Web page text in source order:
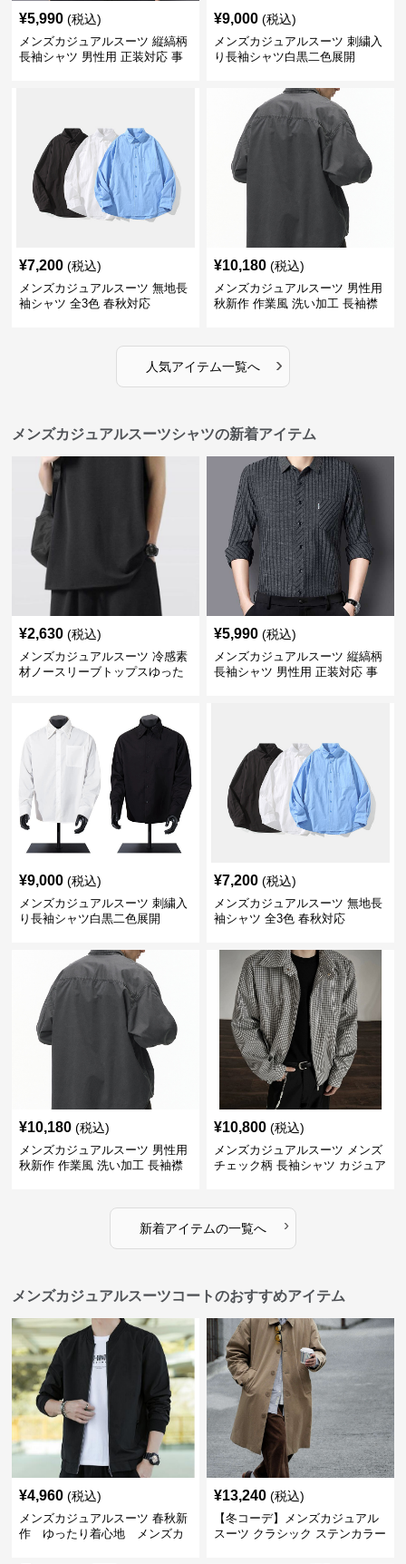
¥5,990 (税込)
メンズカジュアルスーツ 縦縞柄
長袖シャツ 男性用 正装対応 事
¥9,000 (税込)
メンズカジュアルスーツ 刺繍入
り長袖シャツ白黒二色展開
¥7,200 (税込)
メンズカジュアルスーツ 無地長
袖シャツ 全3色 春秋対応
¥10,180 (税込)
メンズカジュアルスーツ 男性用
秋新作 作業風 洗い加工 長袖襟
人気アイテム一覧へ ›
メンズカジュアルスーツシャツの新着アイテム
¥2,630 (税込)
メンズカジュアルスーツ 冷感素
材ノースリーブトップスゆった
¥5,990 (税込)
メンズカジュアルスーツ 縦縞柄
長袖シャツ 男性用 正装対応 事
¥9,000 (税込)
メンズカジュアルスーツ 刺繍入
り長袖シャツ白黒二色展開
¥7,200 (税込)
メンズカジュアルスーツ 無地長
袖シャツ 全3色 春秋対応
¥10,180 (税込)
メンズカジュアルスーツ 男性用
秋新作 作業風 洗い加工 長袖襟
¥10,800 (税込)
メンズカジュアルスーツ メンズ
チェック柄 長袖シャツ カジュア
新着アイテムの一覧へ ›
メンズカジュアルスーツコートのおすすめアイテム
¥4,960 (税込)
メンズカジュアルスーツ 春秋新
作 ゆったり着心地 メンズカ
¥13,240 (税込)
【冬コーデ】メンズカジュアル
スーツ クラシック ステンカラー